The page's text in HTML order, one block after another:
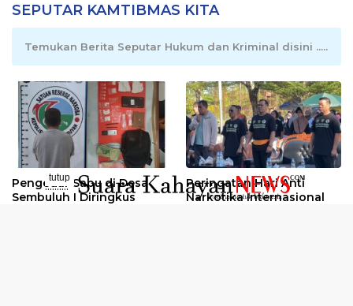
SEPUTAR KAMTIBMAS KITA
Temukan Berita Seputar Hukum dan Kriminal disini .....
Pengedar Sabu di Desa
Sembuluh I Diringkus
Peringatan Hari Anti
Narkotika Internasional
tutup
..........